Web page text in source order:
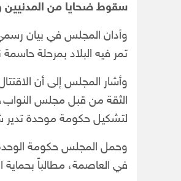
سقوط ضحايا من المدنيين
وأدان المجلس في بيان
تمر فيه البلاد بمرحلة
وأشار المجلس إلى أن
الثقة من قبل مجلس النواب،
لتشكيل حكومة موحدة تدير
وحمل المجلس حكومة الوحدة
في العاصمة، مطالباً بحماية